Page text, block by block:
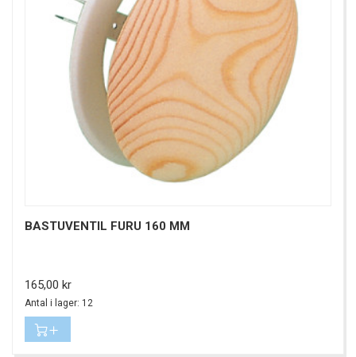
BASTUVENTIL FURU 160 MM
Pris
165,00 kr
Antal i lager: 12